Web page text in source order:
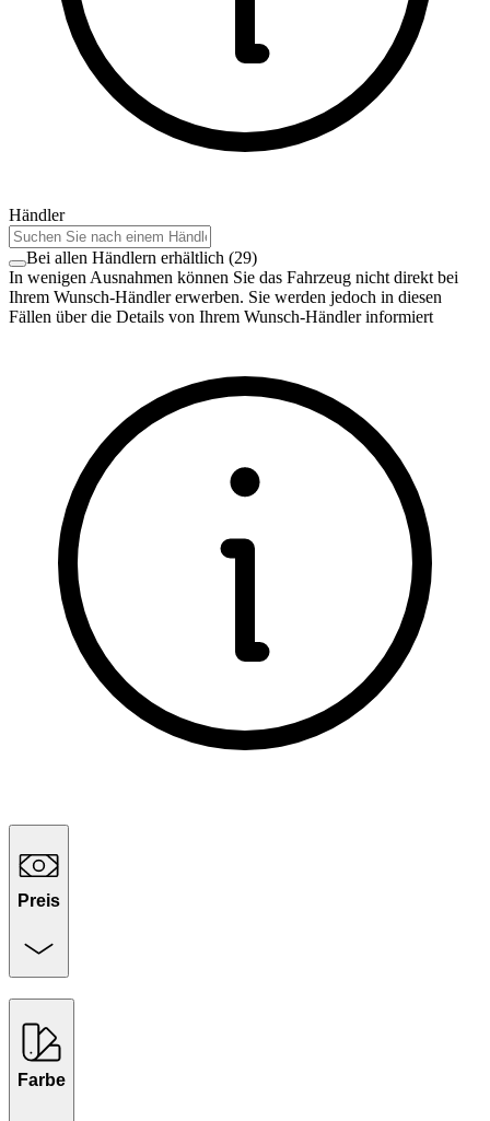
Händler
Bei allen Händlern erhältlich (29)
In wenigen Ausnahmen können Sie das Fahrzeug nicht direkt bei
Ihrem Wunsch-Händler erwerben. Sie werden jedoch in diesen
Fällen über die Details von Ihrem Wunsch-Händler informiert
Preis
Farbe